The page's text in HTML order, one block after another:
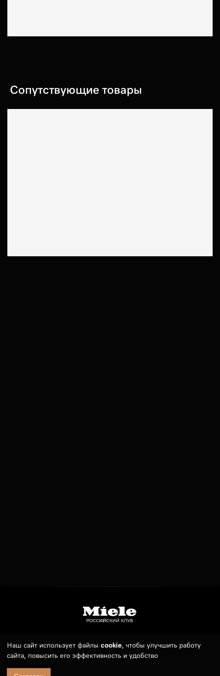
Сопутствующие товары
Духовой шкаф компактный с СВЧ
H 7240 BM CLST
Наш сайт использует файлы cookie, чтобы улучшить работу
сайта, повысить его эффективность и удобство
Телефон:
7 (495) 789 19 55